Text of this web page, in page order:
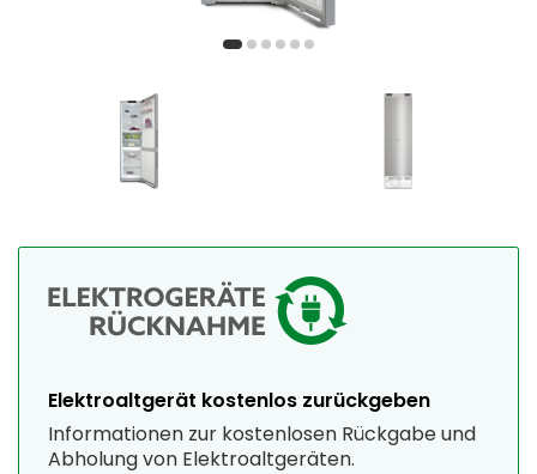
Elektroaltgerät kostenlos zurückgeben
Informationen zur kostenlosen Rückgabe und
Abholung von Elektroaltgeräten.